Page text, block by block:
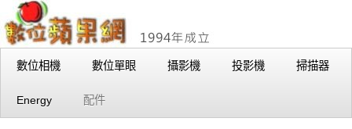
數位相機 數位單眼 攝影機 投影機 掃描器
Energy 配件